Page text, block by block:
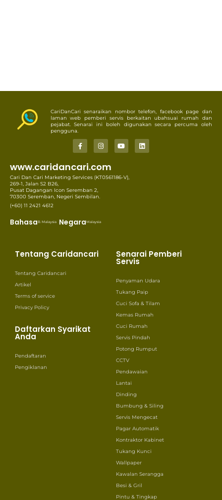
CariDanCari senaraikan nombor telefon, facebook page dan
laman web pemberi servis berkaitan ubahsuai rumah dan
pejabat. Senarai ini boleh digunakan secara percuma oleh
pengguna.
www.caridancari.com
Cari Dan Cari Marketing Services (KT0561186-V),
269-1, Jalan S2 B26,
Pusat Dagangan Icon Seremban 2,
70300 Seremban, Negeri Sembilan.
(+60) 11 2421 4612
BahasaB. Malaysia NegaraMalaysia
Tentang Caridancari
Tentang Caridancari
Artikel
Terms of service
Privacy Policy
Daftarkan Syarikat
Anda
Pendaftaran
Pengiklanan
Senarai Pemberi
Servis
Penyaman Udara
Tukang Paip
Cuci Sofa & Tilam
Kemas Rumah
Cuci Rumah
Servis Pindah
Potong Rumput
CCTV
Pendawaian
Lantai
Dinding
Bumbung & Siling
Servis Mengecat
Pagar Automatik
Kontraktor Kabinet
Tukang Kunci
Wallpaper
Kawalan Serangga
Besi & Gril
Pintu & Tingkap